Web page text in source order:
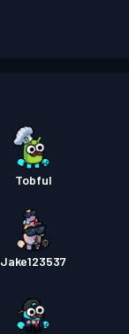
Tobful
Jake123537